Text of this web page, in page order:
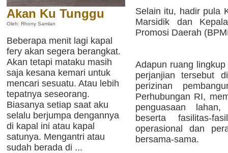
Akan Ku Tunggu
Oleh: Rhony Samlan
Beberapa menit lagi kapal
fery akan segera berangkat.
Akan tetapi mataku masih
saja kesana kemari untuk
mencari sesuatu. Atau lebih
tepatnya seseorang.
Biasanya setiap saat aku
selalu berjumpa dengannya
di kapal ini atau kapal
satunya. Mengantri atau
sudah berada di ...
Selain itu, hadir pula
Marsidik dan
Promosi Daerah
Adapun ruang
perjanjian tersebut
perizinan
Perhubungan RI,
penguasaan
beserta fasilitas-
operasional dan
bersama-sama.